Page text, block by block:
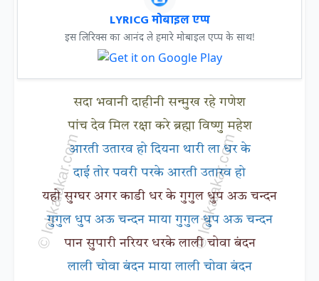
LYRICG मोबाइल एप्प
इस लिरिक्स का आनंद ले हमारे मोबाइल एप्प के साथ!
सदा भवानी दाहीनी सन्मुख रहे गणेश
पांच देव मिल रक्षा करे ब्रह्मा विष्णु महेश
आरती उतारव हो दियना थारी ला धर के
दाई तोर पवरी परके आरती उतारव हो
यहो सुग्घर अगर काडी धर के गुगुल धुप अऊ चन्दन
गुगुल धुप अऊ चन्दन माया गुगुल धुप अऊ चन्दन
पान सुपारी नरियर धरके लाली चोवा बंदन
लाली चोवा बंदन माया लाली चोवा बंदन